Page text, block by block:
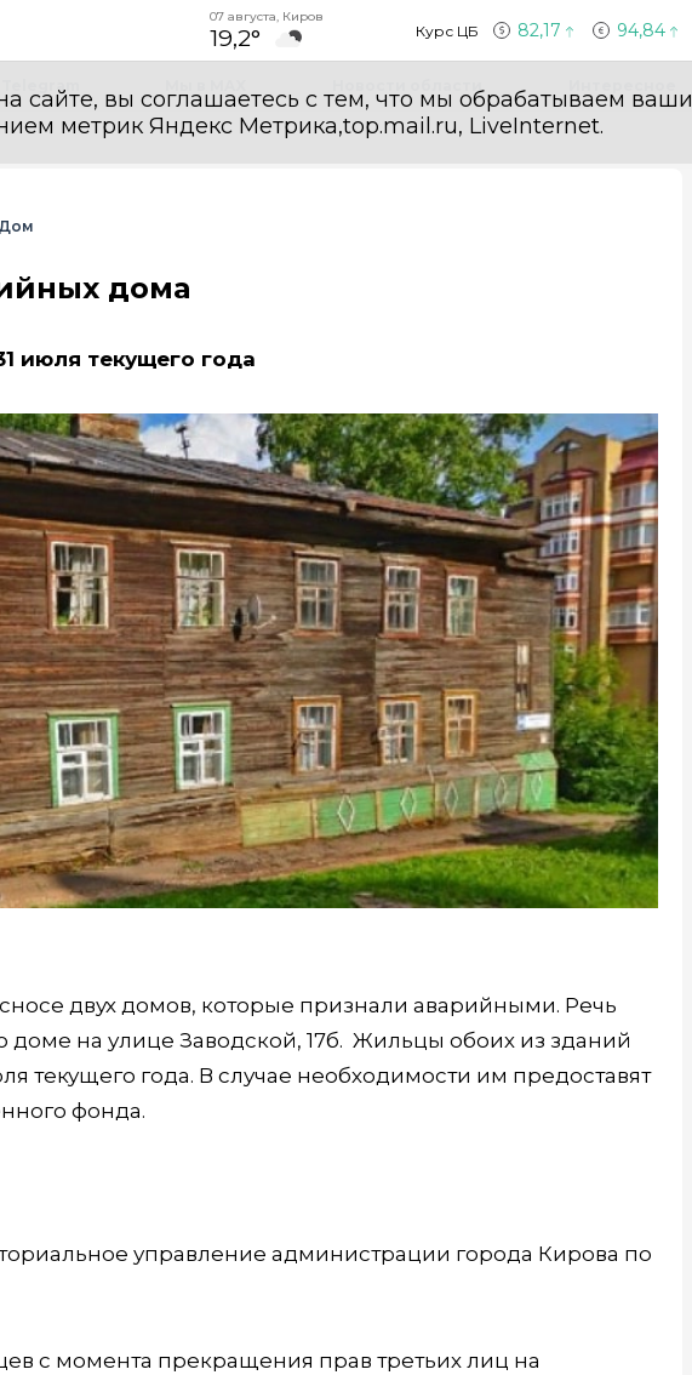
07 августа, Киров
19,2° Курс ЦБ 82,17 94,84
сайте, вы соглашаетесь с тем, что мы обрабатываем ваши
метрик Яндекс Метрика,top.mail.ru, LiveInternet.
дома
июля текущего года
двух домов, которые признали аварийными. Речь
доме на улице Заводской, 17б. Жильцы обоих из зданий
текущего года. В случае необходимости им предоставят
фонда.
управление администрации города Кирова по
с момента прекращения прав третьих лиц на